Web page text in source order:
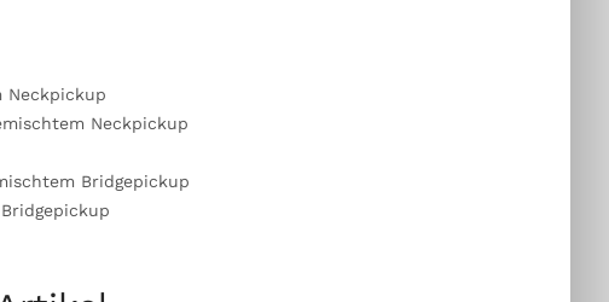
Neckpickup
Neckpickup
Bridgepickup